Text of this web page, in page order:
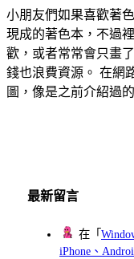
小朋友們如果喜歡著
現成的著色本，不過
歡，或者常常會只畫
錢也浪費資源。 在網
圖，像是之前介紹過
最新留言
在「
iPhone、